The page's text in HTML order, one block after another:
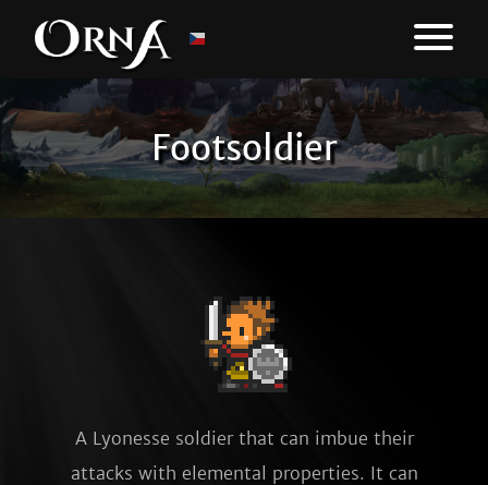
Footsoldier
A Lyonesse soldier that can imbue their
attacks with elemental properties. It can